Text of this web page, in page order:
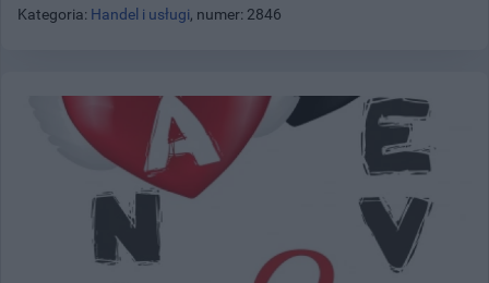
Kategoria: Handel i usługi, numer: 2846